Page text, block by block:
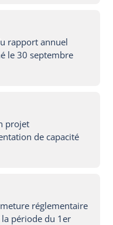
rapport annuel
le 30 septembre
projet
de capacité
réglementaire
période du 1er